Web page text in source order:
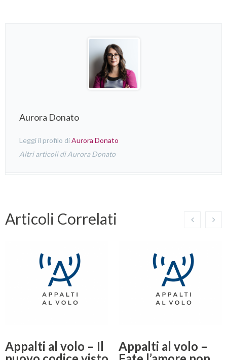
Aurora Donato
Leggi il profilo diAurora Donato
Altri articoli di Aurora Donato
Articoli Correlati
Appalti al volo – Il
Appalti al volo –